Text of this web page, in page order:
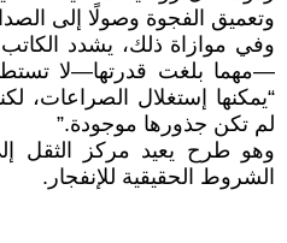
وتعميق الفجوة وصولًا إلى
وفي موازاة ذلك، يشدد
—مهما بلغت قدرتها—لا
“يمكنها إستغلال الصراعات،
لم تكن جذورها موجودة.”
وهو طرح يعيد مركز الثقل
الشروط الحقيقية للإنفجار.